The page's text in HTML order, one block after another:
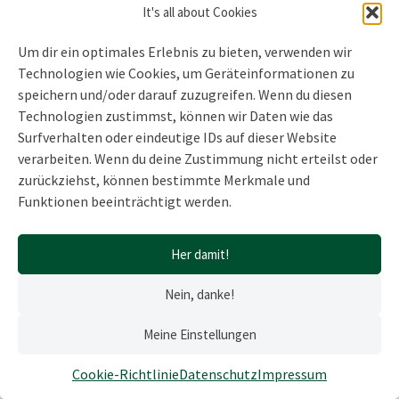
It's all about Cookies
Um dir ein optimales Erlebnis zu bieten, verwenden wir
Technologien wie Cookies, um Geräteinformationen zu
speichern und/oder darauf zuzugreifen. Wenn du diesen
Technologien zustimmst, können wir Daten wie das
Surfverhalten oder eindeutige IDs auf dieser Website
verarbeiten. Wenn du deine Zustimmung nicht erteilst oder
zurückziehst, können bestimmte Merkmale und
Funktionen beeinträchtigt werden.
Her damit!
Nein, danke!
Meine Einstellungen
Cookie-RichtlinieDatenschutzImpressum
Wieviel mute ich mir zu? Eine sehr liebe Freundin
Weiterlesen »
|Datenschutz|Barrierefreiheit